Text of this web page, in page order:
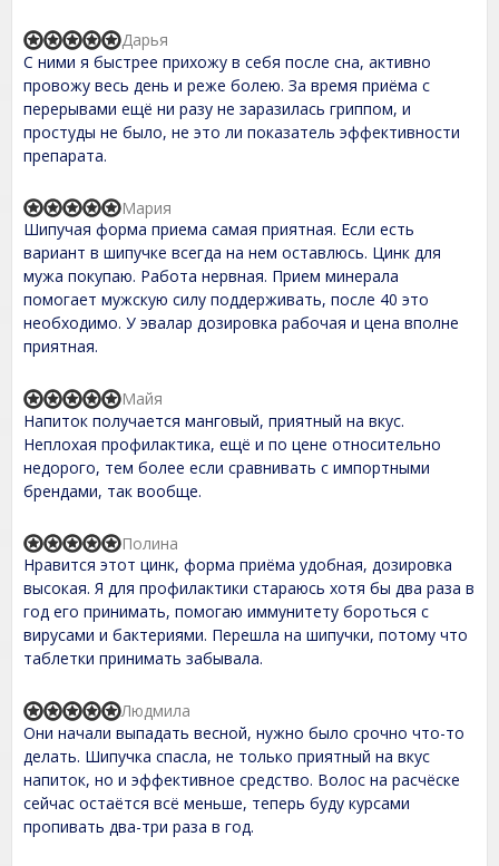
u
t
f
5
R
a
t
d
5
,
u
t
f
5
С ними я быстрее прихожу в себя после сна, активно
провожу весь день и реже болею. За время приёма с
перерывами ещё ни разу не заразилась гриппом, и
простуды не было, не это ли показатель эффективности
препарата.
Дарья
R
a
t
e
d
5
,
0
o
t
o
f
5
Шипучая форма приема самая приятная. Если есть
вариант в шипучке всегда на нем оставлюсь. Цинк для
мужа покупаю. Работа нервная. Прием минерала
помогает мужскую силу поддерживать, после 40 это
необходимо. У эвалар дозировка рабочая и цена вполне
приятная.
Мария
R
a
t
d
5
0
o
u
t
f
5
Напиток получается манговый, приятный на вкус.
Неплохая профилактика, ещё и по цене относительно
недорого, тем более если сравнивать с импортными
брендами, так вообще.
Майя
R
a
t
e
d
5
,
u
t
f
5
Нравится этот цинк, форма приёма удобная, дозировка
высокая. Я для профилактики стараюсь хотя бы два раза в
год его принимать, помогаю иммунитету бороться с
вирусами и бактериями. Перешла на шипучки, потому что
таблетки принимать забывала.
Полина
R
a
t
d
5
,
Они начали выпадать весной, нужно было срочно что-то
делать. Шипучка спасла, не только приятный на вкус
напиток, но и эффективное средство. Волос на расчёске
сейчас остаётся всё меньше, теперь буду курсами
пропивать два-три раза в год.
Людмила